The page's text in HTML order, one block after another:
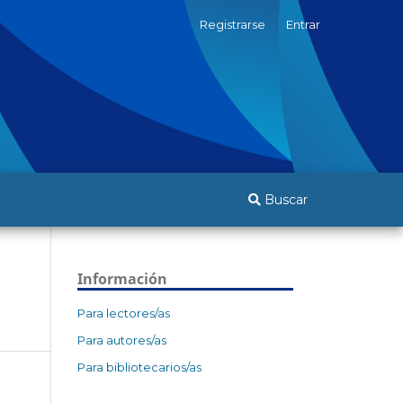
Buscar
Registrarse Entrar
Información
Para lectores/as
Para autores/as
Para bibliotecarios/as